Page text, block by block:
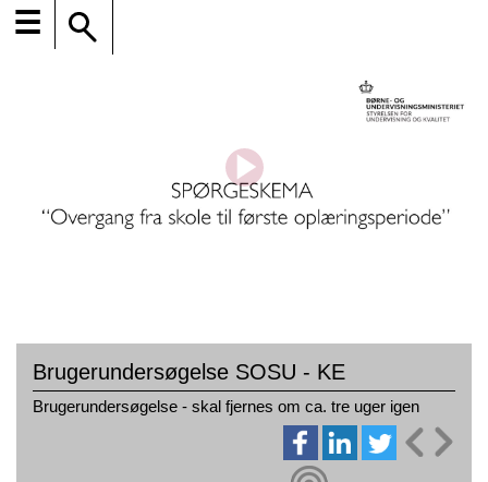
☰
Brugerundersøgelse SOSU - KE
Brugerundersøgelse - skal fjernes om ca. tre uger igen